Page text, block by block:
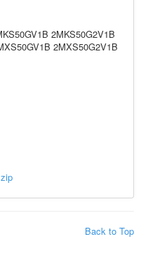
2MKS50G2V1B
2MXS50G2V1B
Back to Top